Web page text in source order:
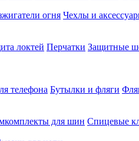
огня Чехлы и
локтей Перчатки Защитные
телефона Бутылки и фляги
для шин Спицевые